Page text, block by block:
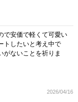
で安価で軽くて可愛い
トしたいと考え中で
がないことを祈りま
2026/04/16